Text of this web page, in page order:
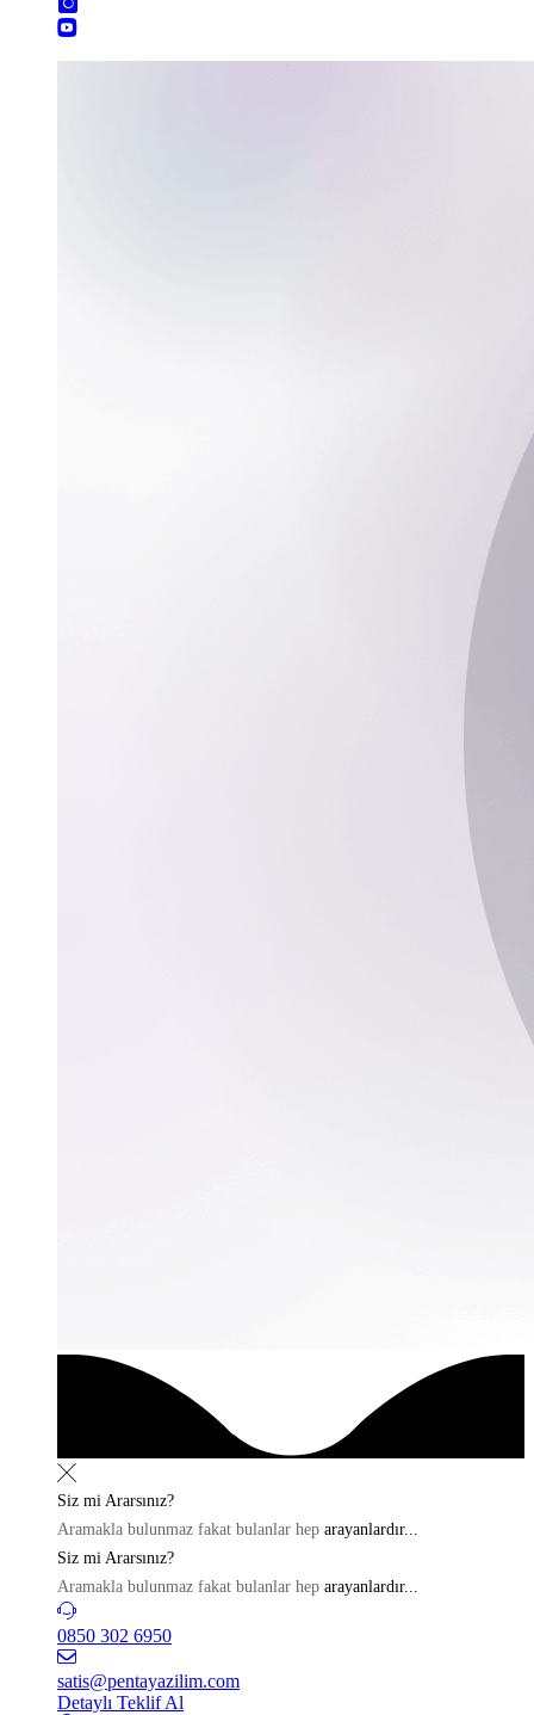
Siz mi Ararsınız?
Aramakla bulunmaz fakat bulanlar hep arayanlardır...
Siz mi Ararsınız?
Aramakla bulunmaz fakat bulanlar hep arayanlardır...
0850 302 6950
satis@pentayazilim.com
Detaylı Teklif Al